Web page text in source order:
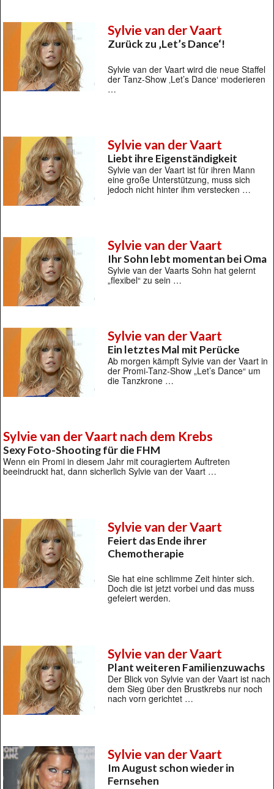
Sylvie van der Vaart
Zurück zu ‚Let’s Dance‘!
Sylvie van der Vaart wird die neue Staffel
der Tanz-Show ‚Let’s Dance‘ moderieren
…
Sylvie van der Vaart
Liebt ihre Eigenständigkeit
Sylvie van der Vaart ist für ihren Mann
eine große Unterstützung, muss sich
jedoch nicht hinter ihm verstecken …
Sylvie van der Vaart
Ihr Sohn lebt momentan bei Oma
Sylvie van der Vaarts Sohn hat gelernt
„flexibel“ zu sein …
Sylvie van der Vaart
Ein letztes Mal mit Perücke
Ab morgen kämpft Sylvie van der Vaart in
der Promi-Tanz-Show „Let’s Dance“ um
die Tanzkrone …
Sylvie van der Vaart nach dem Krebs
Sexy Foto-Shooting für die FHM
Wenn ein Promi in diesem Jahr mit couragiertem Auftreten
beeindruckt hat, dann sicherlich Sylvie van der Vaart …
Sylvie van der Vaart
Feiert das Ende ihrer
Chemotherapie
Sie hat eine schlimme Zeit hinter sich.
Doch die ist jetzt vorbei und das muss
gefeiert werden.
Sylvie van der Vaart
Plant weiteren Familienzuwachs
Der Blick von Sylvie van der Vaart ist nach
dem Sieg über den Brustkrebs nur noch
nach vorn gerichtet …
Sylvie van der Vaart
Im August schon wieder in
Fernsehen